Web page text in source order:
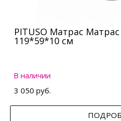
PITUSO Матрас
119*59*10 см
В наличии
3 050 руб.